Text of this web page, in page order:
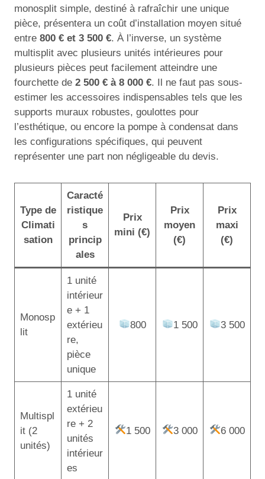
monosplit simple, destiné à rafraîchir une unique
pièce, présentera un coût d’installation moyen situé
entre 800 € et 3 500 €. À l’inverse, un système
multisplit avec plusieurs unités intérieures pour
plusieurs pièces peut facilement atteindre une
fourchette de 2 500 € à 8 000 €. Il ne faut pas sous-
estimer les accessoires indispensables tels que les
supports muraux robustes, goulottes pour
l’esthétique, ou encore la pompe à condensat dans
les configurations spécifiques, qui peuvent
représenter une part non négligeable du devis.
Type de
Climati
sation
Caracté
ristique
s
princip
ales
Prix
mini (€)
Prix
moyen
(€)
Prix
maxi
(€)
Monosp
lit
1 unité
intérieur
e + 1
extérieu
re,
pièce
unique
800 1 500 3 500
Multispl
it (2
unités)
1 unité
extérieu
re + 2
unités
intérieur
es
1 500 3 000 6 000